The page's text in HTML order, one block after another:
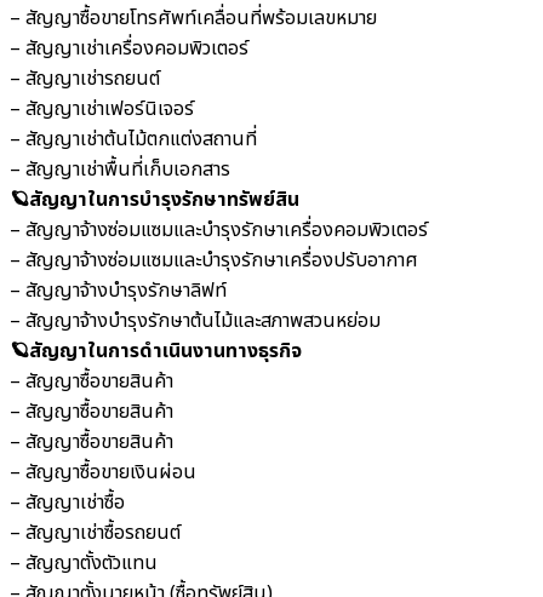
– สัญญาซื้อขายโทรศัพท์เคลื่อนที่พร้อมเลขหมาย
– สัญญาเช่าเครื่องคอมพิวเตอร์
– สัญญาเช่ารถยนต์
– สัญญาเช่าเฟอร์นิเจอร์
– สัญญาเช่าต้นไม้ตกแต่งสถานที่
– สัญญาเช่าพื้นที่เก็บเอกสาร
🪐สัญญาในการบำรุงรักษาทรัพย์สิน
– สัญญาจ้างซ่อมแซมและบำรุงรักษาเครื่องคอมพิวเตอร์
– สัญญาจ้างซ่อมแซมและบำรุงรักษาเครื่องปรับอากาศ
– สัญญาจ้างบำรุงรักษาลิฟท์
– สัญญาจ้างบำรุงรักษาต้นไม้และสภาพสวนหย่อม
🪐สัญญาในการดำเนินงานทางธุรกิจ
– สัญญาซื้อขายสินค้า
– สัญญาซื้อขายสินค้า
– สัญญาซื้อขายสินค้า
– สัญญาซื้อขายเงินผ่อน
– สัญญาเช่าซื้อ
– สัญญาเช่าซื้อรถยนต์
– สัญญาตั้งตัวแทน